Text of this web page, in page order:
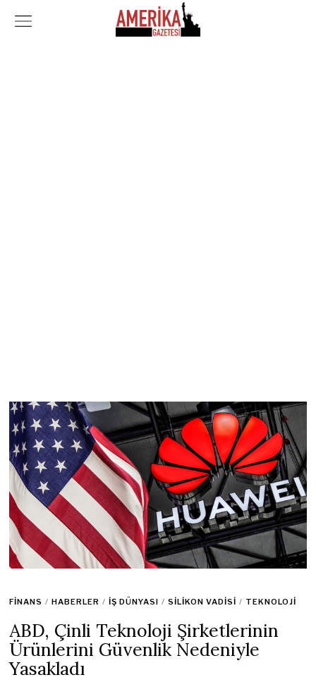
FINANS / HABERLER / İŞ DÜNYASI / SILIKON VADISI / TEKNOLOJI
ABD, Çinli Teknoloji Şirketlerinin
Ürünlerini Güvenlik Nedeniyle
Yasakladı